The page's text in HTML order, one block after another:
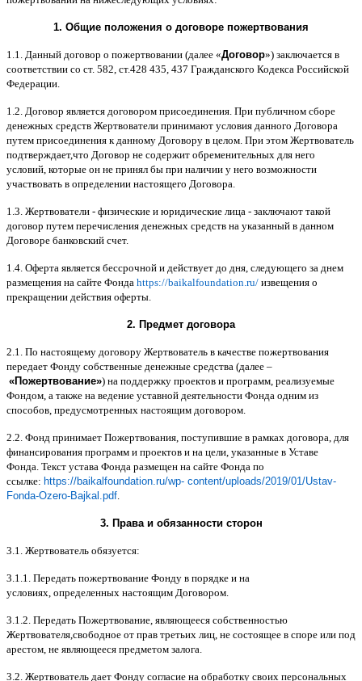
1. Общие положения o договоре пожертвования
1.1. Данный договор о пожертвовании (далее «Договор») заключается в
соответствии со ст. 582, ст.428 435, 437 Гражданского Кодекса Российской
Федерации.
1.2. Договор является договором присоединения. При публичном сборе
денежных средств Жертвователи принимают условия данного Договора
путем присоединения к данному Договору в целом. При этом Жертвователь
подтверждает,что Договор не содержит обременительных для него
условий, которые он не принял бы при наличии у него возможности
участвовать в определении настоящего Договора.
1.3. Жертвователи - физические и юридические лица - заключают такой
договор путем перечисления денежных средств на указанный в данном
Договоре банковский счет.
1.4. Оферта является бессрочной и действует до дня, следующего за днем
размещения на сайте Фонда https://baikalfoundation.ru/ извещения о
прекращении действия оферты.
2. Предмет договора
2.1. По настоящему договору Жертвователь в качестве пожертвования
передает Фонду собственные денежные средства (далее –
«Пожертвование») на поддержку проектов и программ, реализуемые
Фондом, а также на ведение уставной деятельности Фонда одним из
способов, предусмотренных настоящим договором.
2.2. Фонд принимает Пожертвования, поступившие в рамках договора, для
финансирования программ и проектов и на цели, указанные в Уставе
Фонда. Текст устава Фонда размещен на сайте Фонда по
ссылке: https://baikalfoundation.ru/wp- content/uploads/2019/01/Ustav-
Fonda-Ozero-Bajkal.pdf.
3. Права и обязанности сторон
3.1. Жертвователь обязуется:
3.1.1. Передать пожертвование Фонду в порядке и на
условиях, определенных настоящим Договором.
3.1.2. Передать Пожертвование, являющееся собственностью
Жертвователя,свободное от прав третьих лиц, не состоящее в споре или под
арестом, не являющееся предметом залога.
3.2. Жертвователь дает Фонду согласие на обработку своих персональных